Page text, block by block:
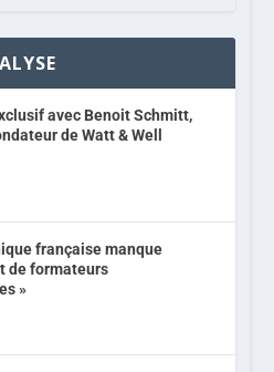
avec Benoit Schmitt,
de Watt & Well
française manque
de formateurs
»